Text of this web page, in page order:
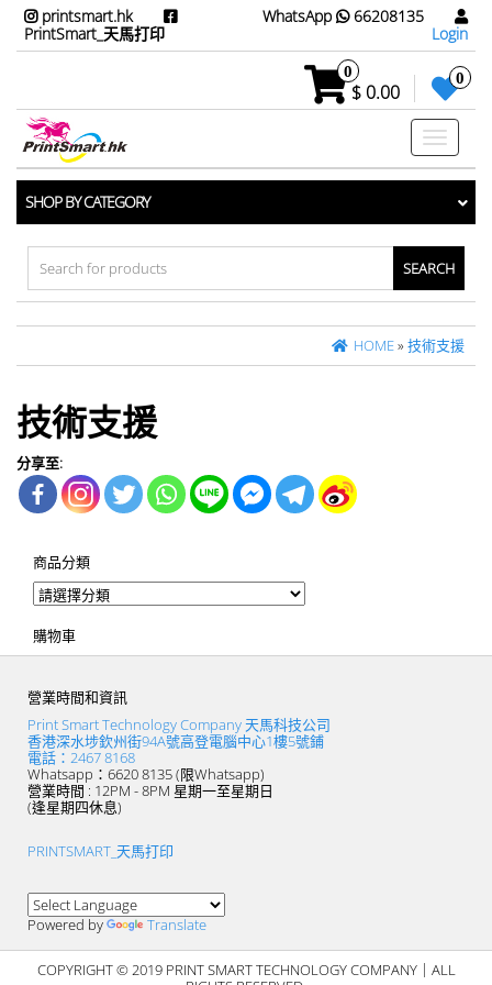
printsmart.hk
PrintSmart_天馬打印
WhatsApp
66208135
Login
0
$ 0.00
0
Toggle
SHOP BY CATEGORY
Search
for:
HOME»技術支援
技術支援
分享至:
商品分類
購物車
營業時間和資訊
Print Smart Technology Company 天馬科技公司
香港深水埗欽州街94A號高登電腦中心1樓5號鋪
電話：2467 8168
Whatsapp：6620 8135 (限Whatsapp)
營業時間 : 12PM - 8PM 星期一至星期日
(逢星期四休息)
PRINTSMART_天馬打印
Powered by Translate
COPYRIGHT © 2019 PRINT SMART TECHNOLOGY COMPANY｜ALL